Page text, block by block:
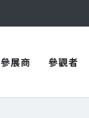
參展商 參觀者